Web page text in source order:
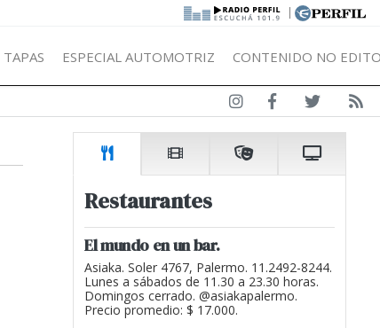
|
TAPAS ESPECIAL AUTOMOTRIZ CONTENIDO NO
Restaurantes
El mundo en un bar.
Asiaka. Soler 4767, Palermo. 11.2492-8244.
Lunes a sábados de 11.30 a 23.30 horas.
Domingos cerrado. @asiakapalermo.
Precio promedio: $ 17.000.